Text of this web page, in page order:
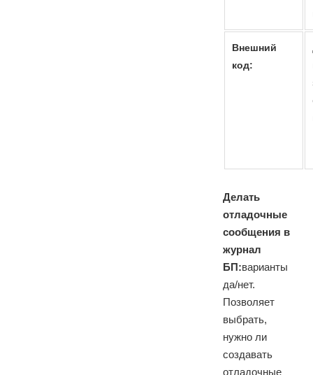
Внешний
код:
Делать
отладочные
сообщения в
журнал
БП:варианты
да/нет.
Позволяет
выбрать,
нужно ли
создавать
отладочные